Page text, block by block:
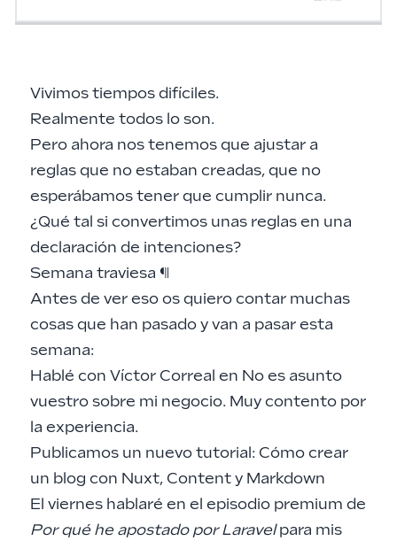
Vivimos tiempos difíciles.
Realmente todos lo son.
Pero ahora nos tenemos que ajustar a
reglas que no estaban creadas, que no
esperábamos tener que cumplir nunca.
¿Qué tal si convertimos unas reglas en una
declaración de intenciones?
Semana traviesa ¶
Antes de ver eso os quiero contar muchas
cosas que han pasado y van a pasar esta
semana:
Hablé con Víctor Correal en No es asunto
vuestrosobre mi negocio. Muy contento por
la experiencia.
Publicamos un nuevo tutorial: Cómo crear
un blog con Nuxt, Content y Markdown
El viernes hablaré en el episodio premium de
Por qué he apostado por Laravelpara mis